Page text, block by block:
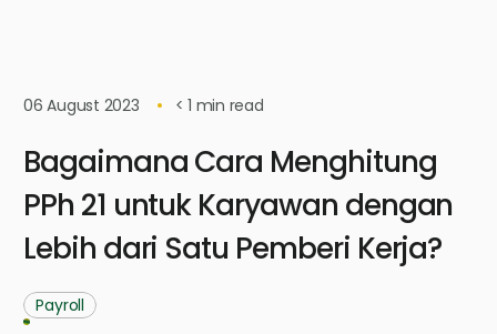
06 August 2023 < 1 min read
Bagaimana Cara Menghitung
PPh 21 untuk Karyawan dengan
Lebih dari Satu Pemberi Kerja?
Payroll